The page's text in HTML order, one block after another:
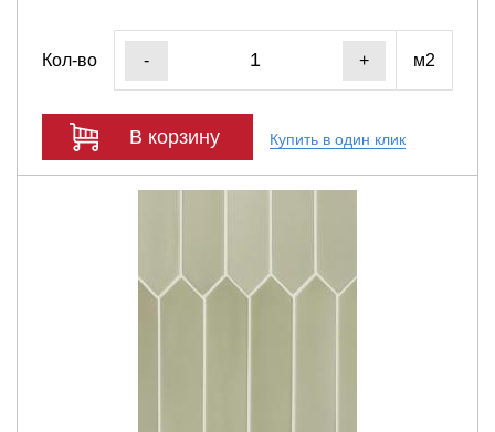
Кол-во - + м2
В корзину Купить в один клик